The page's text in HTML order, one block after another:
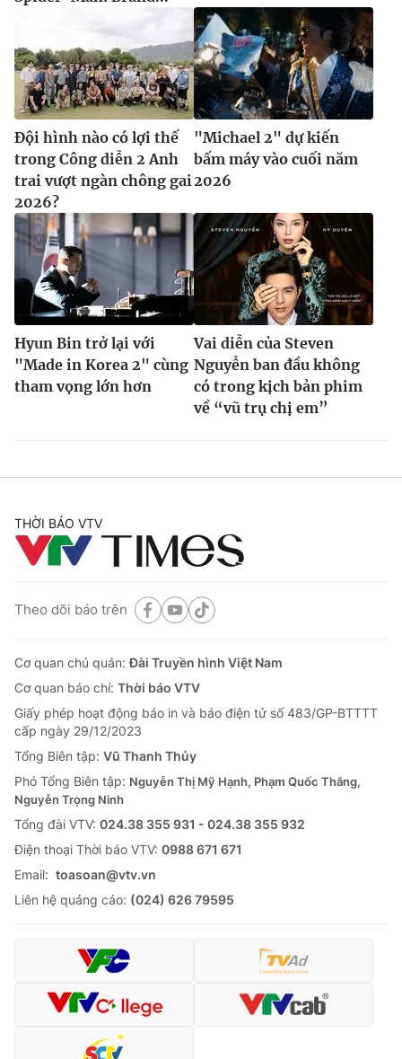
Đội hình nào có lợi thế
trong Công diễn 2 Anh
trai vượt ngàn chông gai
2026?
"Michael 2" dự kiến
bấm máy vào cuối năm
2026
Hyun Bin trở lại với
"Made in Korea 2" cùng
tham vọng lớn hơn
Vai diễn của Steven
Nguyễn ban đầu không
có trong kịch bản phim
về “vũ trụ chị em”
THỜI BÁO VTV
Theo dõi báo trên
Cơ quan chủ quản:Đài Truyền hình Việt Nam
Cơ quan báo chí: Thời báo VTV
Giấy phép hoạt động báo in và báo điện tử số 483/GP-BTTTT
cấp ngày 29/12/2023
Tổng Biên tập: Vũ Thanh Thủy
Phó Tổng Biên tập: Nguyễn Thị Mỹ Hạnh, Phạm Quốc Thắng,
Nguyễn Trọng Ninh
Tổng đài VTV: 024.38 355 931 - 024.38 355 932
Ðiện thoại Thời báo VTV: 0988 671 671
Email: toasoan@vtv.vn
Liên hệ quảng cáo: (024) 626 79595